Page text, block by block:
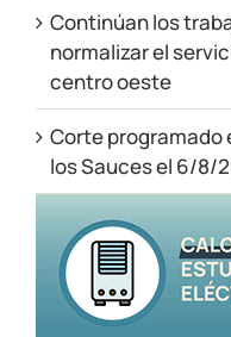
Continúan los
normalizar el
centro oeste
Corte programado
los Sauces el 6/8/